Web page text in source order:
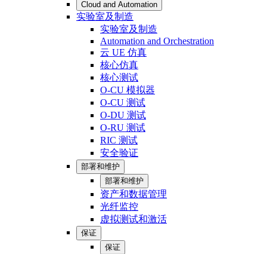
Cloud and Automation
实验室及制造
实验室及制造
Automation and Orchestration
云 UE 仿真
核心仿真
核心测试
O-CU 模拟器
O-CU 测试
O-DU 测试
O-RU 测试
RIC 测试
安全验证
部署和维护
部署和维护
资产和数据管理
光纤监控
虚拟测试和激活
保证
保证